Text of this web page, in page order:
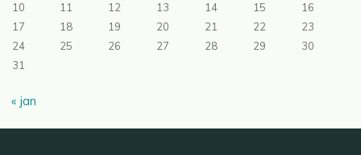
10
11 12 13 14 15
16
17
18 19 20 21 22
23
24
25 26 27 28 29
30
31
« jan